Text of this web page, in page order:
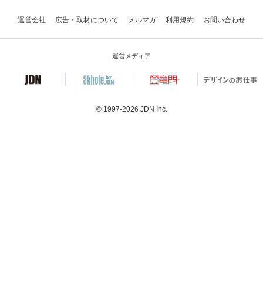
運営会社 広告・取材について メルマガ 利用規約 お問い合わせ
運営メディア
© 1997-2026 JDN Inc.